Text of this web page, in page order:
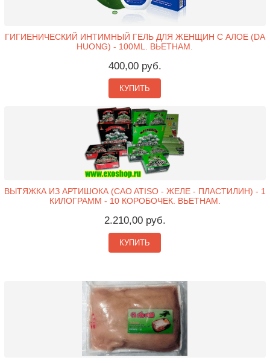
ГИГИЕНИЧЕСКИЙ ИНТИМНЫЙ ГЕЛЬ ДЛЯ ЖЕНЩИН С АЛОЕ (DA
HUONG) - 100ML. ВЬЕТНАМ.
400,00 руб.
КУПИТЬ
ВЫТЯЖКА ИЗ АРТИШОКА (CAO ATISO - ЖЕЛЕ - ПЛАСТИЛИН) - 1
КИЛОГРАММ - 10 КОРОБОЧЕК. ВЬЕТНАМ.
2.210,00 руб.
КУПИТЬ